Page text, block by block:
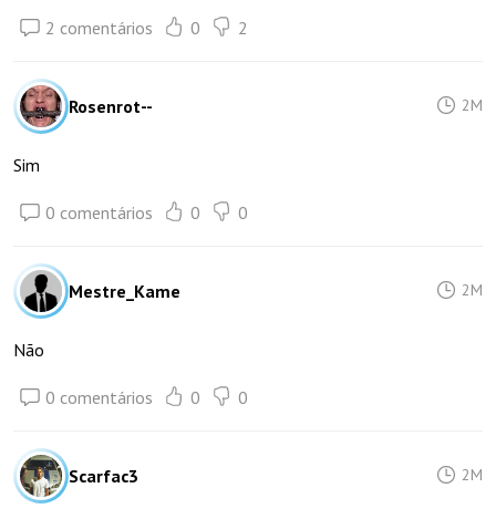
2 comentários 0 2
Rosenrot-- 2M
Sim
0 comentários 0 0
Mestre_Kame 2M
Não
0 comentários 0 0
Scarfac3 2M